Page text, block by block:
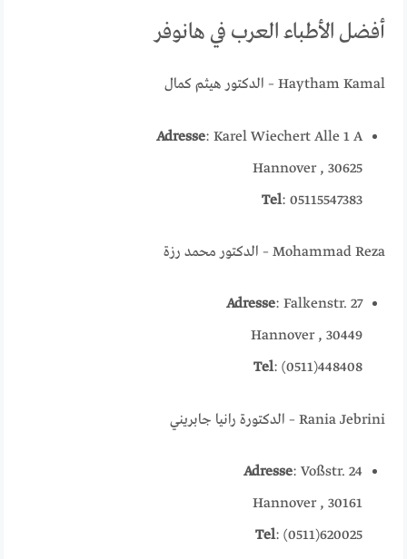
أفضل الأطباء العرب في هانوفر
Haytham Kamal – الدكتور هيثم كمال
Adresse: Karel Wiechert Alle 1 A
30625 , Hannover
Tel: 05115547383
Mohammad Reza – الدكتور محمد رزة
Adresse: Falkenstr. 27
30449 , Hannover
Tel: (0511)448408
Rania Jebrini – الدكتورة رانيا جابريني
Adresse: Voßstr. 24
30161 , Hannover
Tel: (0511)620025